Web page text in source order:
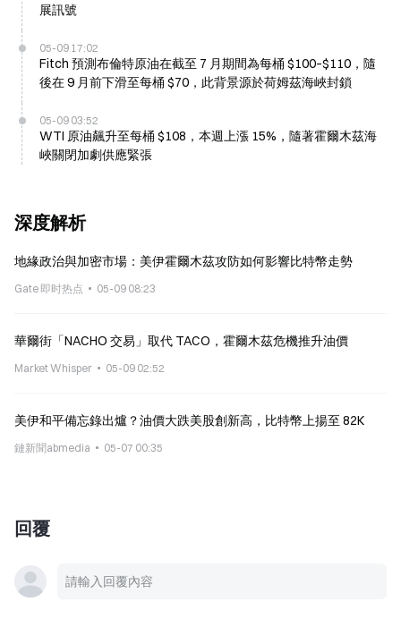
展訊號
05-09 17:02
Fitch 預測布倫特原油在截至 7 月期間為每桶 $100–$110，隨
後在 9 月前下滑至每桶 $70，此背景源於荷姆茲海峽封鎖
05-09 03:52
WTI 原油飆升至每桶 $108，本週上漲 15%，隨著霍爾木茲海
峽關閉加劇供應緊張
深度解析
地緣政治與加密市場：美伊霍爾木茲攻防如何影響比特幣走勢
Gate 即时热点 05-09 08:23
華爾街「NACHO 交易」取代 TACO，霍爾木茲危機推升油價
Market Whisper 05-09 02:52
美伊和平備忘錄出爐？油價大跌美股創新高，比特幣上揚至 82K
鏈新聞abmedia 05-07 00:35
回覆